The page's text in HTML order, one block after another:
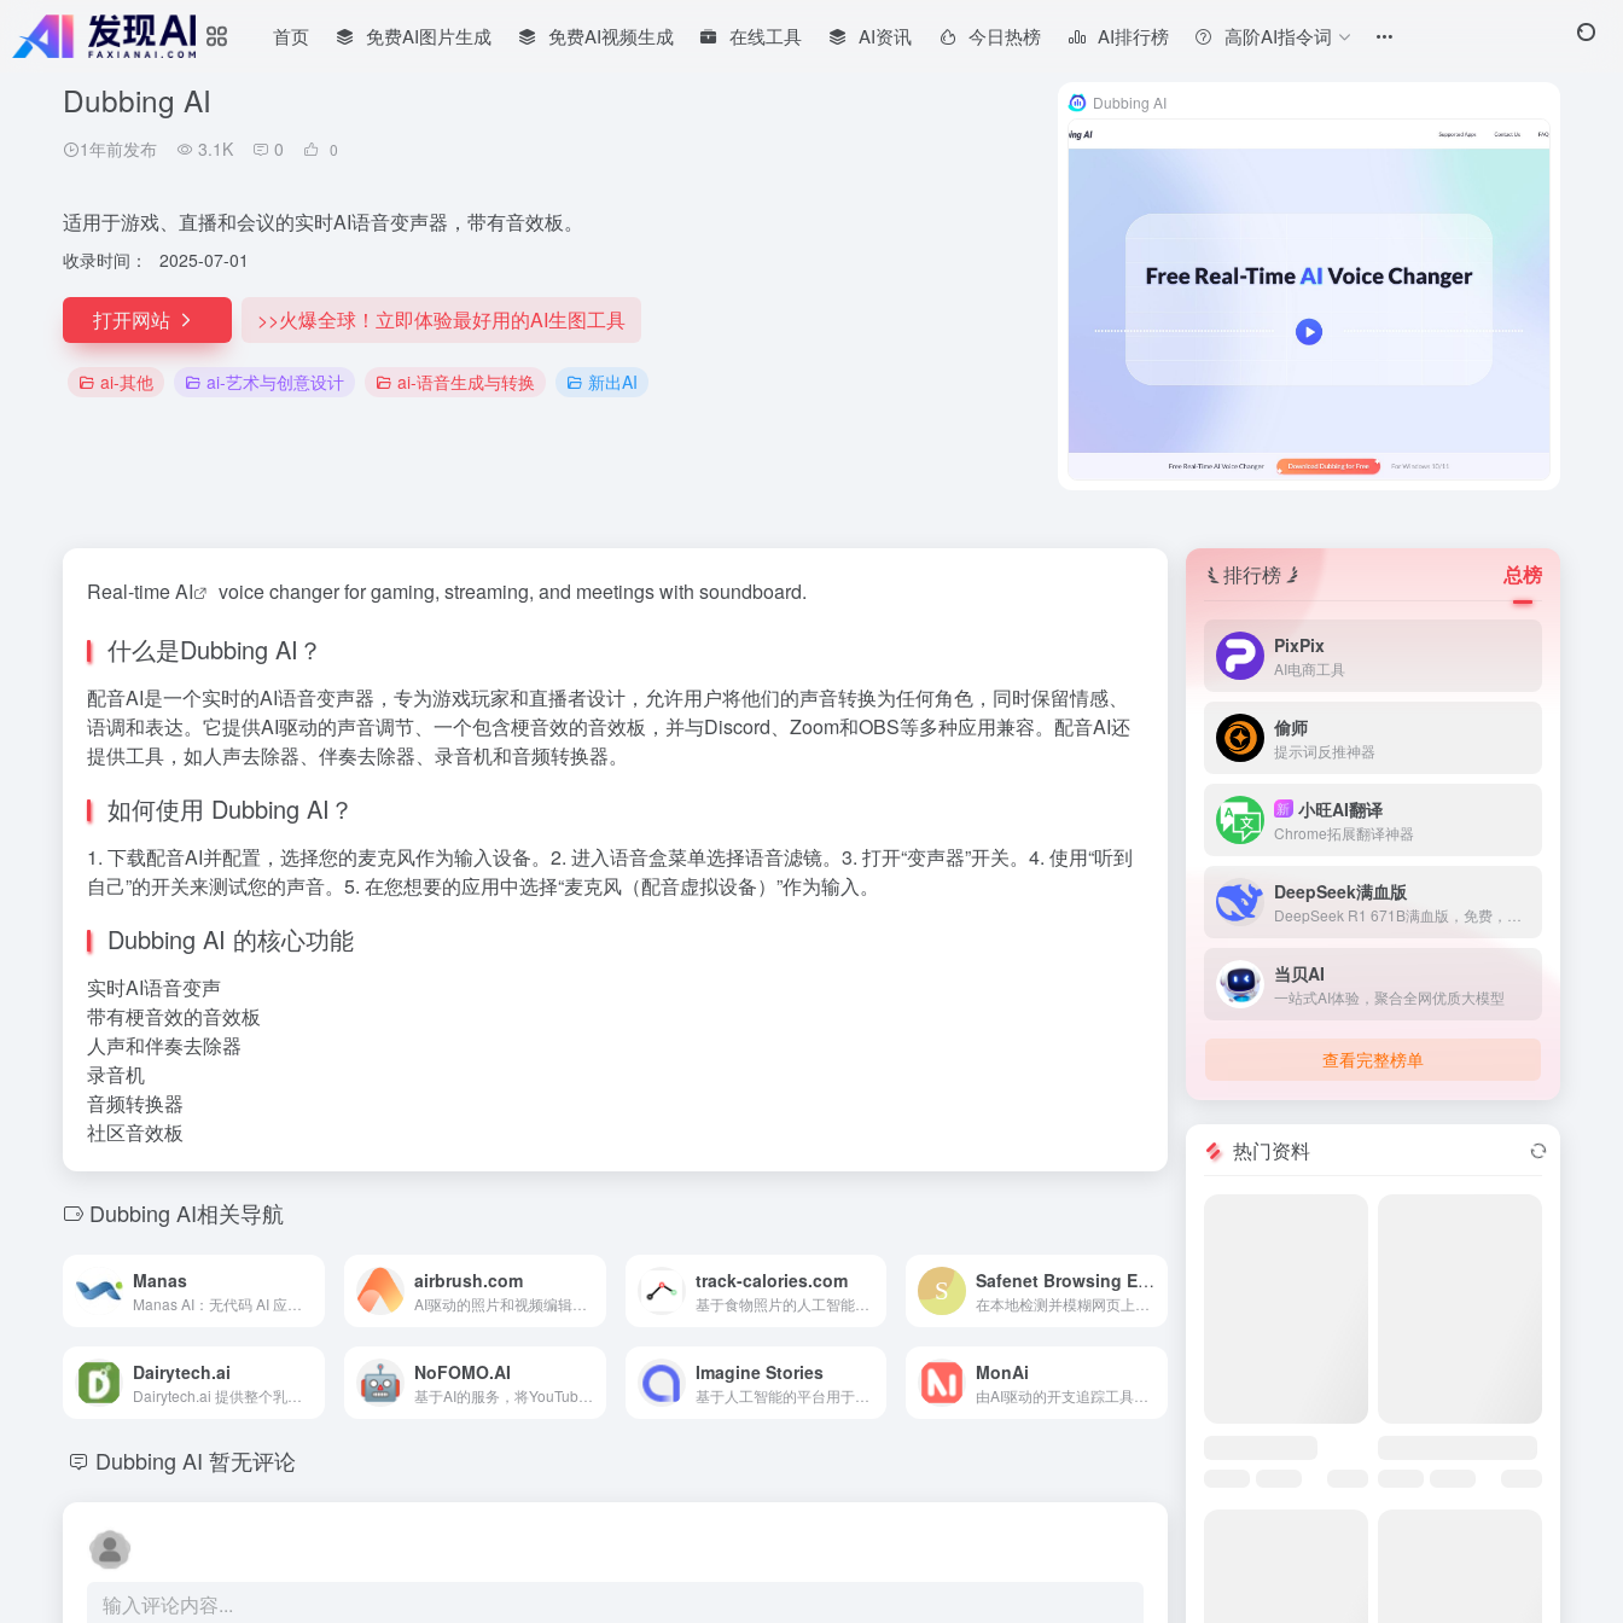
首页 免费AI图片生成 免费AI视频生成 在线工具 AI资讯 今日热榜 AI排行榜 高阶AI指令词
Dubbing AI
1年前发布 3.1K 0 0
适用于游戏、直播和会议的实时AI语音变声器，带有音效板。
收录时间： 2025-07-01
打开网站 >>火爆全球！立即体验最好用的AI生图工具
ai-其他 ai-艺术与创意设计 ai-语音生成与转换 新出AI
Dubbing AI
Real-timeAI voice changer for gaming, streaming, and meetings with soundboard.
什么是Dubbing AI？
配音AI是一个实时的AI语音变声器，专为游戏玩家和直播者设计，允许用户将他们的声音转换为任何角色，同时保留情感、
语调和表达。它提供AI驱动的声音调节、一个包含梗音效的音效板，并与Discord、Zoom和OBS等多种应用兼容。配音AI还
提供工具，如人声去除器、伴奏去除器、录音机和音频转换器。
如何使用 Dubbing AI？
1. 下载配音AI并配置，选择您的麦克风作为输入设备。2. 进入语音盒菜单选择语音滤镜。3. 打开“变声器”开关。4. 使用“听到
自己”的开关来测试您的声音。5. 在您想要的应用中选择“麦克风（配音虚拟设备）”作为输入。
Dubbing AI 的核心功能
实时AI语音变声
带有梗音效的音效板
人声和伴奏去除器
录音机
音频转换器
社区音效板
Dubbing AI相关导航
Manas airbrush.com track-calories.com
基于食物照片的人工智能驱动卡路里和营养追踪，提供个性化饮食管理。
Safenet Browsing Experience
Dairytech.ai NoFOMO.AI
基于AI的服务，将YouTube和播客总结为邮件摘要。
Imagine Stories
基于人工智能的平台用于创建个性化儿童故事和治疗文本。
MonAi
Dubbing AI 暂无评论
排行榜 总榜
PixPix
AI电商工具
偷师
提示词反推神器
新 小旺AI翻译
Chrome拓展翻译神器
DeepSeek满血版
当贝AI
一站式AI体验，聚合全网优质大模型
查看完整榜单
热门资料